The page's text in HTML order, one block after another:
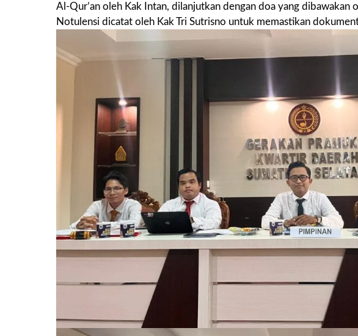
Al-Qur’an oleh Kak Intan, dilanjutkan dengan doa yang dibawakan
Notulensi dicatat oleh Kak Tri Sutrisno untuk memastikan